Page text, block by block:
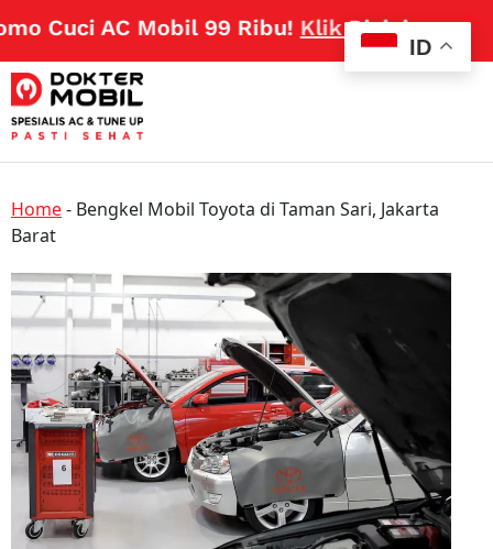
Cuci AC Mobil 99 Ribu!Klik Disini
Home- Bengkel Mobil Toyota di Taman Sari, Jakarta
Barat
ID